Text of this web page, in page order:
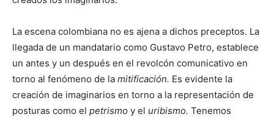
La escena colombiana no es ajena a dichos preceptos. La
llegada de un mandatario como Gustavo Petro, establece
un antes y un después en el revolcón comunicativo en
torno al fenómeno de la mitificación. Es evidente la
creación de imaginarios en torno a la representación de
posturas como el petrismo y el uribismo. Tenemos